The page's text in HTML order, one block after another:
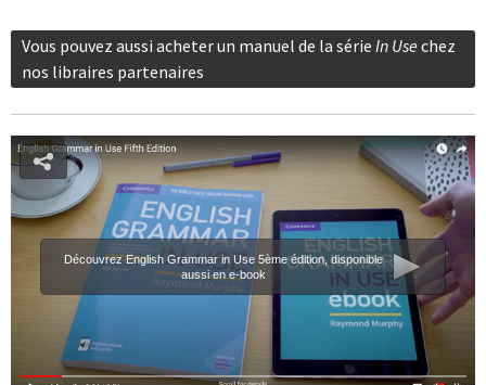
Vous pouvez aussi acheter un manuel de la série In Use chez
nos libraires partenaires
Découvrez English Grammar in Use 5ème édition, disponible
aussi en e-book